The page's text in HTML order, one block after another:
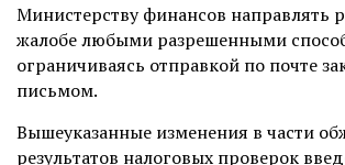
Министерству финансов направлять
жалобе любыми разрешенными
ограничиваясь отправкой по почте
письмом.
Вышеуказанные изменения в части
результатов налоговых проверок